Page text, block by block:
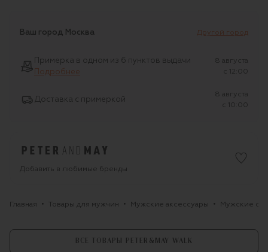
Ваш город Москва Другой город
Примерка в одном из 6 пунктов выдачи
Подробнее
8 августа
c 12:00
Доставка с примеркой
8 августа
c 10:00
Добавить в любимые бренды
Главная Товары для мужчин Мужские аксессуары Мужские
ВСЕ ТОВАРЫ PETER&MAY WALK